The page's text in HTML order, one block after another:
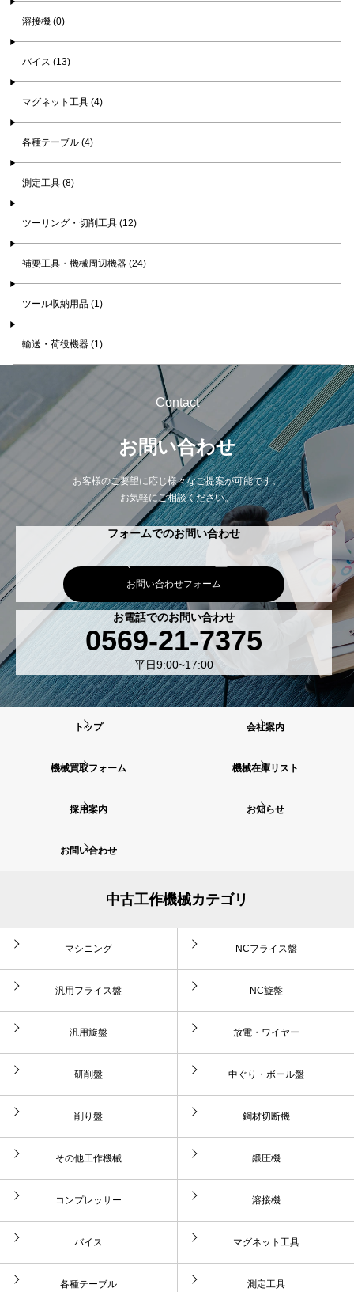
溶接機 (0)
バイス (13)
マグネット工具 (4)
各種テーブル (4)
測定工具 (8)
ツーリング・切削工具 (12)
補要工具・機械周辺機器 (24)
ツール収納用品 (1)
輸送・荷役機器 (1)
Contact
お問い合わせ
お客様のご要望に応じ様々なご提案が可能です。
お気軽にご相談ください。
フォームでのお問い合わせ
お問い合わせフォーム
お電話でのお問い合わせ
0569-21-7375
平日9:00~17:00
トップ 会社案内
機械買取フォーム 機械在庫リスト
採用案内 お知らせ
お問い合わせ
中古工作機械カテゴリ
マシニング NCフライス盤
汎用フライス盤 NC旋盤
汎用旋盤 放電・ワイヤー
研削盤 中ぐり・ボール盤
削り盤 鋼材切断機
その他工作機械 鍛圧機
コンプレッサー 溶接機
バイス マグネット工具
各種テーブル 測定工具